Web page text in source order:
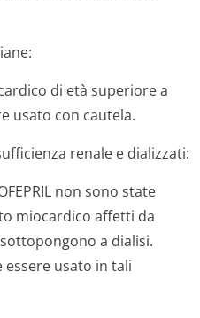
di età superiore a
usato con cautela.
renale e dializzati:
non sono state
miocardico affetti da
a dialisi.
essere usato in tali